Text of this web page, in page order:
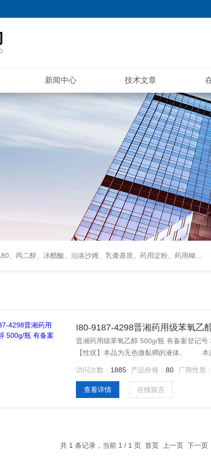
新闻中心 技术文章
素、羟丙基甲基纤维素、乳糖、交联聚维酮、交联羧甲基纤维素钠、聚乙二醇（PEG）系列、二氧化硅、聚乙烯吡咯烷酮、十八醇、十六醇、预交化淀粉、微晶纤维素、甲基纤维素、乙基纤维素，三氯蔗糖，麝香草酚，药用蜂蜜，
I80-9187-4298晋湘药用级苯氧乙
晋湘药用级苯氧乙醇 500g/瓶 有备案登记号 本品为2-苯氧基乙醇。含C8H10O2应为98.0%～102.0%。
【性状】本品为无色微黏稠的液体。
访问次数： 1885 产品价格： 80 厂商性质：
查看详情 在线留言
共 1 条记录，当前 1 / 1 页 首页 上一页 下一